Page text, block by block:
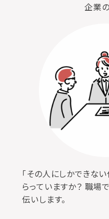
企業
「その人にしかできな
らっていますか？ 職場
伝いします。